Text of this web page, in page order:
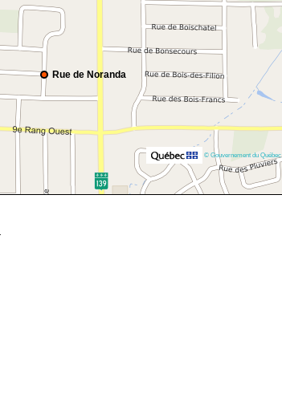
Rue de Noranda
© Gouvernement du Québec